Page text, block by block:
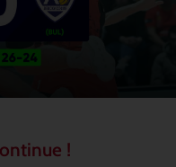
!